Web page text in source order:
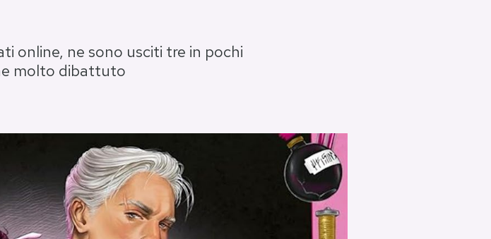
online, ne sono usciti tre in pochi
molto dibattuto